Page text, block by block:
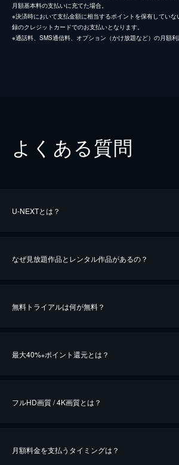
月額基本料の支払いに充てた場合。
※決済時において支払金額に相当するポイントを保有してい
録のクレジットカードでのお支払いとなります。
※通話料、SMS通信料、オプション（かけ放題など）の月額利
よくある質問
U-NEXTとは？
なぜ見放題作品とレンタル作品があるの？
無料トライアルは何が無料？
最大40%※ポイント還元とは？
※40％ポイント還元の対象は、クレジットカード決済による
フルHD画質 / 4K画質とは？
月額料金を支払うタイミングは？